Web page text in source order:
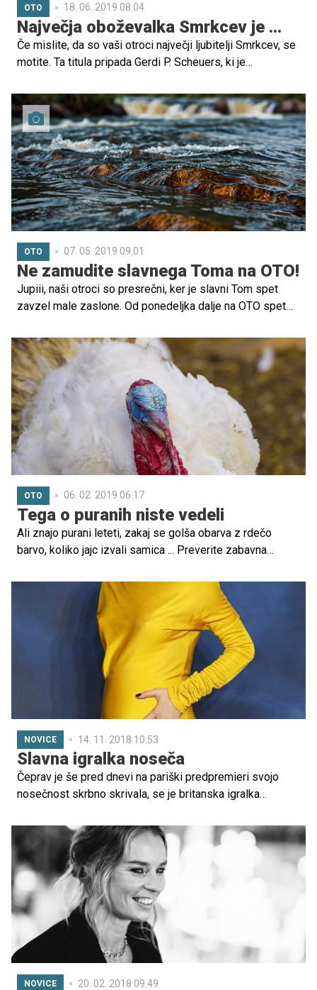
OTO 18. 06. 2019 08.04
Največja oboževalka Smrkcev je ...
Če mislite, da so vaši otroci največji ljubitelji Smrkcev, se
motite. Ta titula pripada Gerdi P. Scheuers, ki je
temi majhnimi modrimi bitji.
OTO 07. 05. 2019 09.01
Ne zamudite slavnega Toma na OTO!
Jupiii, naši otroci so presrečni, ker je slavni Tom spet
zavzel male zaslone. Od ponedeljka dalje na OTO spet
OTO 06. 02. 2019 06.17
Tega o puranih niste vedeli
Ali znajo purani leteti, zakaj se golša obarva z rdečo
barvo, koliko jajc izvali samica ... Preverite zabavna
NOVICE 14. 11. 2018 10.53
Slavna igralka noseča
Čeprav je še pred dnevi na pariški predpremieri svojo
nosečnost skrbno skrivala, se je britanska igralka
pričakovanega filma Magične živali: Grindelwaldova
hudodelstva odlična priložnost, da svetu naznani svojo
nosečnost.
NOVICE 20. 02. 2018 09.49